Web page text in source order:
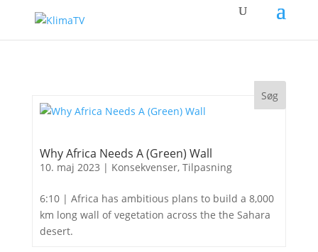
Why Africa Needs A (Green) Wall
10. maj 2023 | Konsekvenser, Tilpasning
6:10 | Africa has ambitious plans to build a 8,000
km long wall of vegetation across the the Sahara
desert.